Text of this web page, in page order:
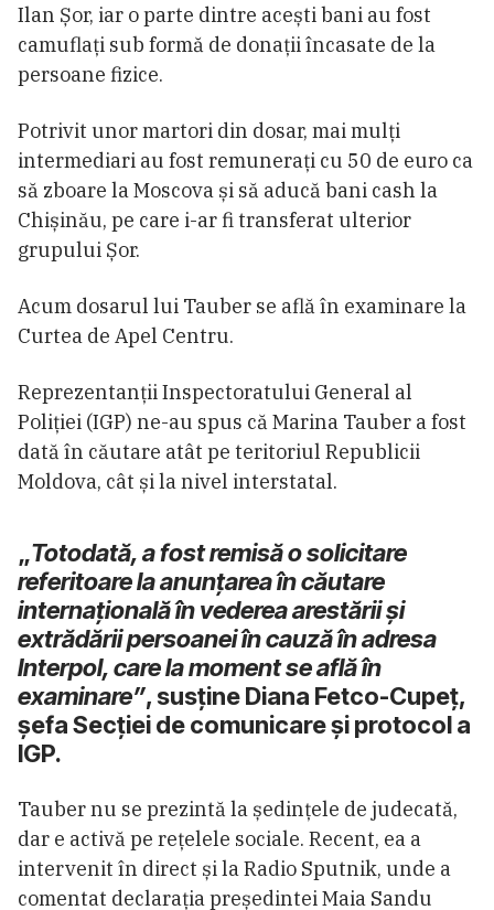
Ilan Șor, iar o parte dintre acești bani au fost
camuflați sub formă de donații încasate de la
persoane fizice.
Potrivit unor martori din dosar, mai mulți
intermediari au fost remunerați cu 50 de euro ca
să zboare la Moscova și să aducă bani cash la
Chișinău, pe care i-ar fi transferat ulterior
grupului Șor.
Acum dosarul lui Tauber se află în examinare la
Curtea de Apel Centru.
Reprezentanții Inspectoratului General al
Poliției (IGP) ne-au spus că Marina Tauber a fost
dată în căutare atât pe teritoriul Republicii
Moldova, cât și la nivel interstatal.
„Totodată, a fost remisă o solicitare
referitoare la anunțarea în căutare
internațională în vederea arestării și
extrădării persoanei în cauză în adresa
Interpol, care la moment se află în
examinare”, susține Diana Fetco-Cupeț,
șefa Secției de comunicare și protocol a
IGP.
Tauber nu se prezintă la ședințele de judecată,
dar e activă pe rețelele sociale. Recent, ea a
intervenit în direct și la Radio Sputnik, unde a
comentat declarația președintei Maia Sandu